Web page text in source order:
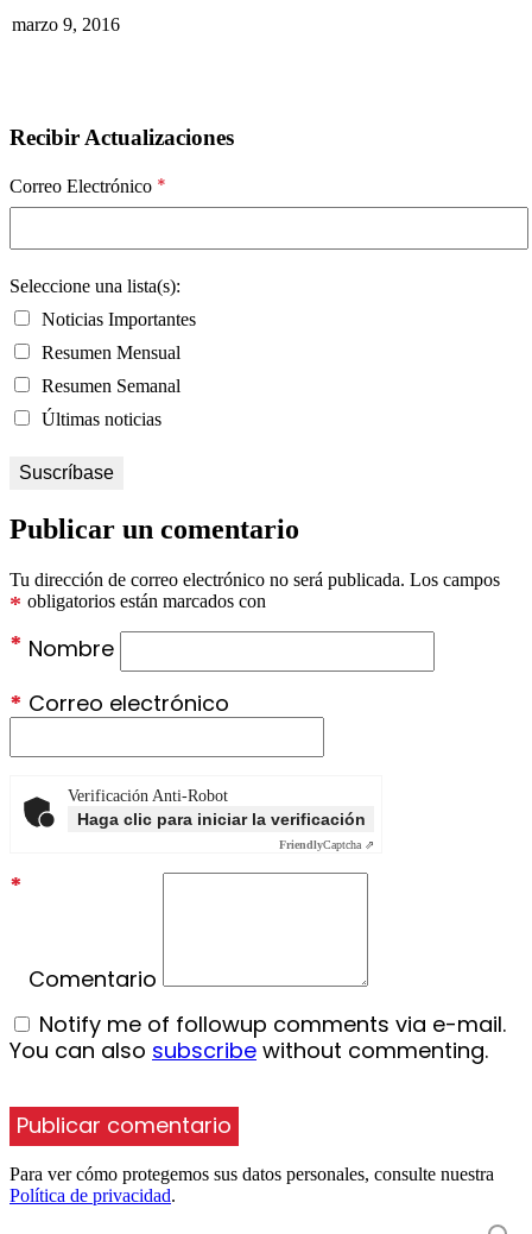
marzo 9, 2016
Recibir Actualizaciones
Correo Electrónico *
Seleccione una lista(s):
Noticias Importantes
Resumen Mensual
Resumen Semanal
Últimas noticias
Publicar un comentario
Tu dirección de correo electrónico no será publicada. Los campos
obligatorios están marcados con
*
Nombre
*
Correo electrónico
*
Verificación Anti-Robot
Haga clic para iniciar la verificación
FriendlyCaptcha ⇗
Comentario
*
Notify me of followup comments via e-mail.
You can also subscribe without commenting.
Para ver cómo protegemos sus datos personales, consulte nuestra
Política de privacidad.